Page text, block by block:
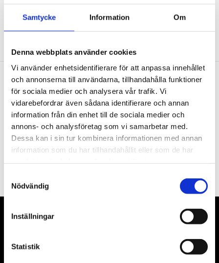
Samtycke Information Om
Denna webbplats använder cookies
Vi använder enhetsidentifierare för att anpassa innehållet
och annonserna till användarna, tillhandahålla funktioner
för sociala medier och analysera vår trafik. Vi
vidarebefordrar även sådana identifierare och annan
information från din enhet till de sociala medier och
annons- och analysföretag som vi samarbetar med.
Dessa kan i sin tur kombinera informationen med annan
information som du har tillhandahållit eller som de har
Nödvändig
Inställningar
Statistik
Nyhetsbrev
PRENUMERERA
VÅRA LEVERANTÖRER
Våra främsta leverantörer är KS Tools verktyg, ATH billyftar
& däckmaskiner och Master luftmaskiner. Kontakta oss